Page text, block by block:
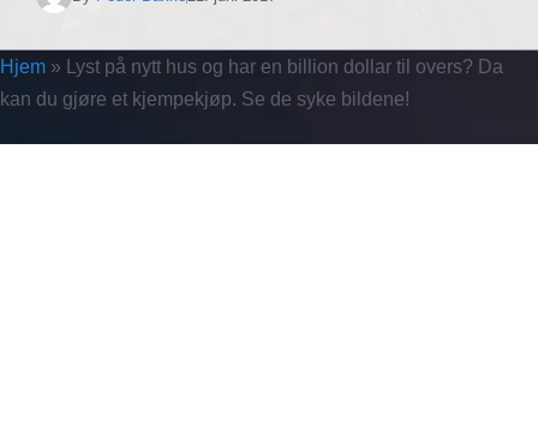
Hjem »
Lyst på nytt hus og har en billion dollar til overs? Da
kan du gjøre et kjempekjøp. Se de syke bildene!